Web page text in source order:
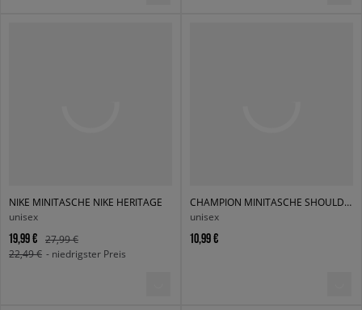
NIKE MINITASCHE NIKE HERITAGE
unisex
19,99 €
27,99 €
22,49 € - niedrigster Preis
CHAMPION MINITASCHE SHOULDER BAG
unisex
10,99 €